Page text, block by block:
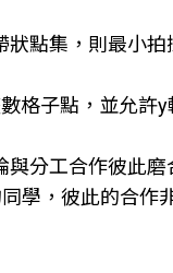
點集，則最小
格子點，並允許y
分工合作彼此
學，彼此的合